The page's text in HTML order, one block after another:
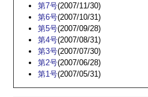
第7号(2007/11/30)
第6号(2007/10/31)
第5号(2007/09/28)
第4号(2007/08/31)
第3号(2007/07/30)
第2号(2007/06/28)
第1号(2007/05/31)